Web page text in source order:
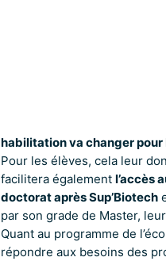
habilitation va changer pour
Pour les élèves, cela leur
facilitera également l’accès
doctorat après Sup’Biotech
par son grade de Master,
Quant au programme de
répondre aux besoins des